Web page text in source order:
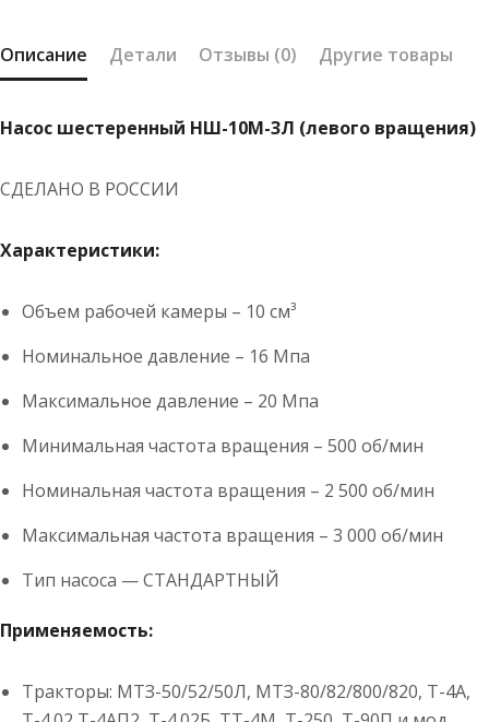
Описание Детали Отзывы (0) Другие товары
Насос шестеренный НШ-10М-3Л (левого вращения)
СДЕЛАНО В РОССИИ
Характеристики:
Объем рабочей камеры – 10 см³
Номинальное давление – 16 Мпа
Максимальное давление – 20 Мпа
Минимальная частота вращения – 500 об/мин
Номинальная частота вращения – 2 500 об/мин
Максимальная частота вращения – 3 000 об/мин
Тип насоса — СТАНДАРТНЫЙ
Применяемость:
Тракторы: МТЗ-50/52/50Л, МТЗ-80/82/800/820, Т-4А,